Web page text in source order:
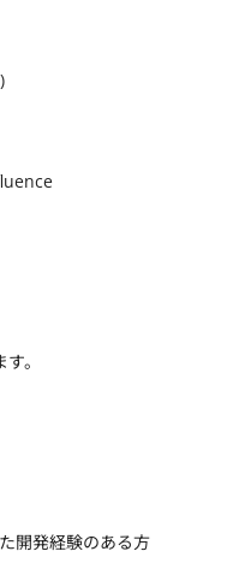
。
開発経験のある方